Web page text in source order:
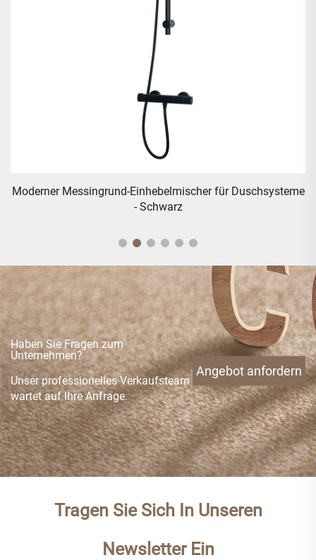
Modernes bodenmontiertes Bad-Duschmischgerät - Chrom
Haben Sie Fragen zum
Unternehmen?
Unser professionelles Verkaufsteam
wartet auf Ihre Anfrage.
Angebot anfordern
Tragen Sie Sich In Unseren
Newsletter Ein